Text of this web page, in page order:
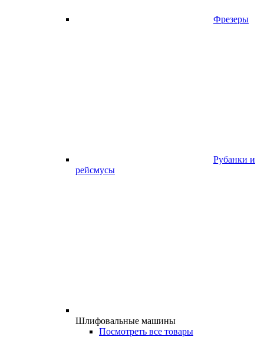
Фрезеры
Рубанки и
рейсмусы
Шлифовальные машины
Посмотреть все товары